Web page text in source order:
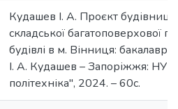
Кудашев І. А. Проєкт
складської багатоповерхової
будівлі в м. Вінниця:
І. А. Кудашев – Запоріжжя: НУ
політехніка", 2024. – 60с.